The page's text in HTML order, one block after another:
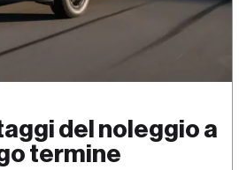
del noleggio a
termine